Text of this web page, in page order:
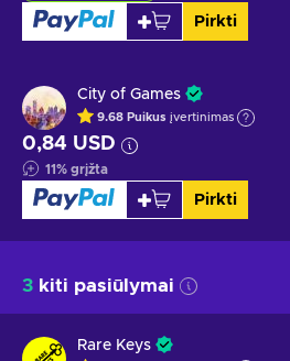
Pirkti
City of Games
9.68 Puikus įvertinimas
0,84 USD
11% grįžta
Pirkti
3 kiti pasiūlymai
Rare Keys